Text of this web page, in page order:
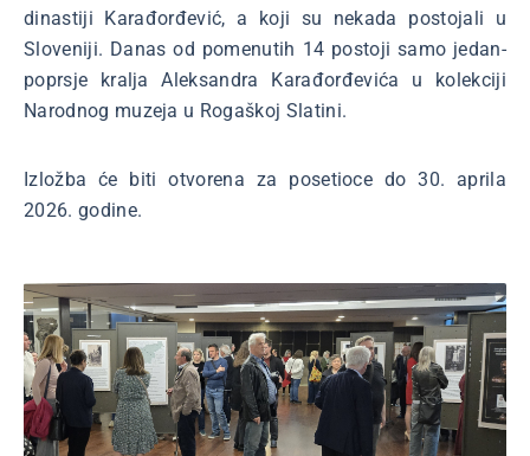
dinastiji Karađorđević, a koji su nekada postojali u
Sloveniji. Danas od pomenutih 14 postoji samo jedan-
poprsje kralja Aleksandra Karađorđevića u kolekciji
Narodnog muzeja u Rogaškoj Slatini.
Izložba će biti otvorena za posetioce do 30. aprila
2026. godine.